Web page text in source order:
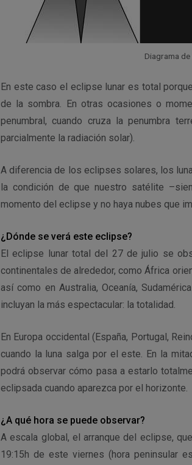
Diagrama
En este caso el eclipse lunar es total
de la sombra. En otras ocasiones o
penumbral, cuando cruza la penumbra
parcialmente la radiación solar).
A diferencia de los eclipses solares, los
la condición de que nuestro satélite
momento del eclipse y no haya nubes que
¿Dónde se verá este eclipse?
El eclipse lunar total del 27 de julio se
continentales de alrededor, como África
así como en Australia, Oceanía,
incluyan la más espectacular: la totalidad.
En Europa occidental (España, Portugal,
cuando la luna salga por el este. En la
podrá observar cómo pasa a estarlo
eclipsada cuando aparezca por el horizonte.
¿A qué hora se puede observar?
A escala global, el arranque del eclipse,
19:15h de este viernes (hora peninsular